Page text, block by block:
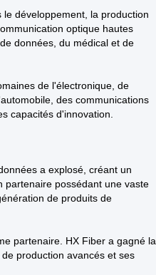
développement, la production
optique hautes
données, du médical et de
de l'électronique, de
des communications
capacités d'innovation.
a explosé, créant un
partenaire possédant une vaste
de produits de
partenaire. HX Fiber a gagné la
production avancés et ses